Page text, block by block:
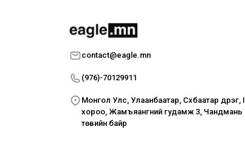
contact@eagle.mn
(976)-70129911
Монгол Улс, Улаанбаатар, Сүхбаатар дүүрэг, I
хороо, Жамъяангүний гудамж 3, Чандмань
төвийн байр